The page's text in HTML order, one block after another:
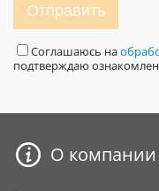
Отправить
Соглашаюсь на
подтверждаю
О компании